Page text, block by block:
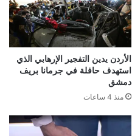
الأردن يدين التفجير الإرهابي الذي
استهدف حافلة في جرمانا بريف
دمشق
منذ 4 ساعات